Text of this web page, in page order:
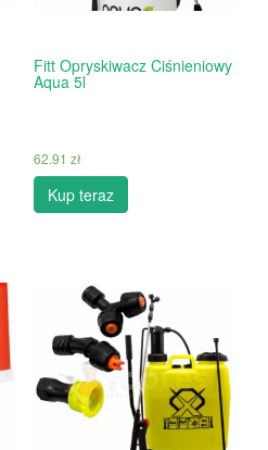
Fitt Opryskiwacz Ciśnieniowy
Aqua 5l
62.91 zł
Kup teraz